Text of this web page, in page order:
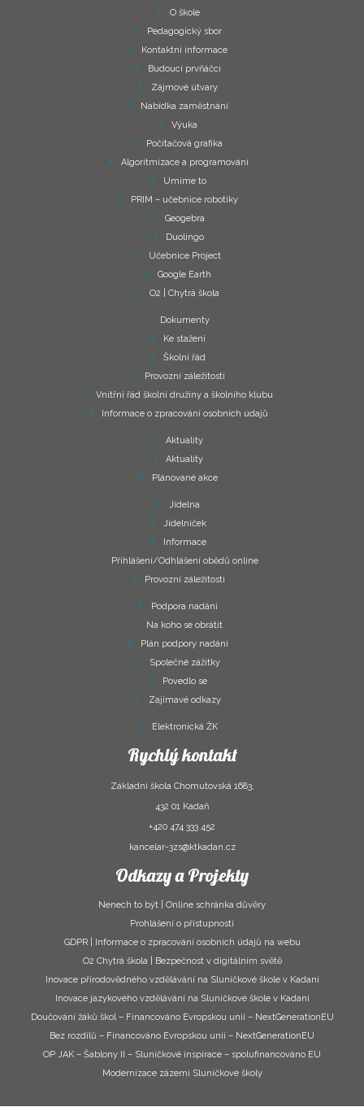
O škole
Pedagogický sbor
Kontaktní informace
Budoucí prvňáčci
Zájmové útvary
Nabídka zaměstnání
Výuka
Počítačová grafika
Algoritmizace a programování
Umíme to
PRIM – učebnice robotiky
Geogebra
Duolingo
Učebnice Project
Google Earth
O2 | Chytrá škola
Dokumenty
Ke stažení
Školní řád
Provozní záležitosti
Vnitřní řád školní družiny a školního klubu
Informace o zpracování osobních údajů
Aktuality
Aktuality
Plánované akce
Jídelna
Jídelníček
Informace
Přihlášení/Odhlášení obědů online
Provozní záležitosti
Podpora nadání
Na koho se obrátit
Plán podpory nadání
Společné zážitky
Povedlo se
Zajímavé odkazy
Elektronická ŽK
Rychlý kontakt
Základní škola Chomutovská 1683,
432 01 Kadaň
+420 474 333 452
kancelar-3zs@ktkadan.cz
Odkazy a Projekty
Nenech to být | Online schránka důvěry
Prohlášení o přístupnosti
GDPR | Informace o zpracování osobních údajů na webu
O2 Chytrá škola | Bezpečnost v digitálním světě
Inovace přírodovědného vzdělávání na Sluníčkové škole v Kadani
Inovace jazykového vzdělávání na Sluníčkové škole v Kadani
Doučování žáků škol – Financováno Evropskou unií – NextGenerationEU
Bez rozdílů – Financováno Evropskou unií – NextGenerationEU
OP JAK – Šablony II – Sluníčkové inspirace – spolufinancováno EU
Modernizace zázemí Sluníčkové školy